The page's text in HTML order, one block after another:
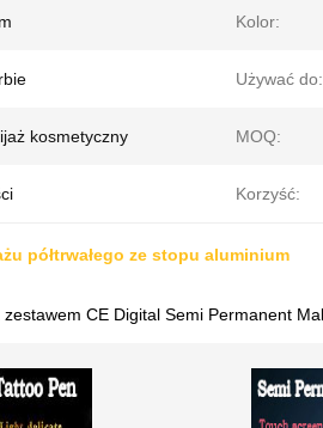
Kolor:
Używać do:
kosmetyczny MOQ:
Korzyść:
półtrwałego ze stopu aluminium
CE Digital Semi Permanent